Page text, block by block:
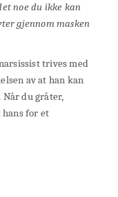
noe du ikke kan
gjennom masken
trives med
av at han kan
du gråter,
for et